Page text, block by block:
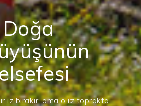
Doğa
iz bırakır; ama o iz toprakta